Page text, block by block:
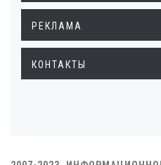
РЕКЛАМА
КОНТАКТЫ